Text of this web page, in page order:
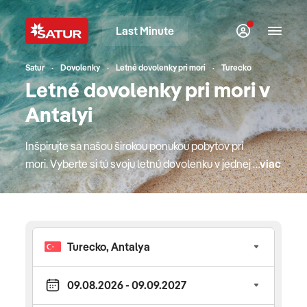
Last Minute
Satur Dovolenky Letné dovolenky pri mori Turecko
Letné dovolenky pri mori v
Antalyi
Inšpirujte sa našou širokou ponukou pobytov pri
mori. Vyberte si tú svoju letnú dovolenku v jednej z
top európskych destinácií. Bude to Cyprus alebo
krásny podmorský svet Červeného mora v Egypte
či hit minulého leta, "egyptský Karibik" v Marsa
Matrouh? Možno to bude jedinečné a hrdé
viac